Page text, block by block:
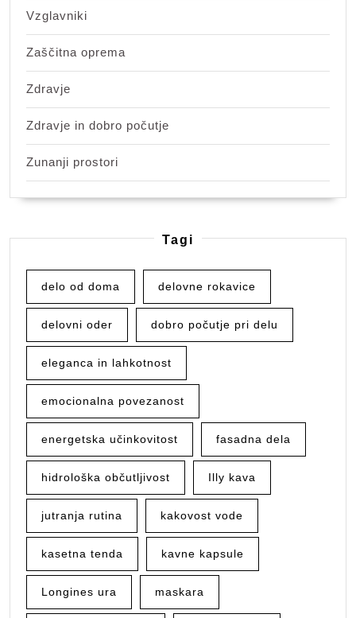
Vzglavniki
Zaščitna oprema
Zdravje
Zdravje in dobro počutje
Zunanji prostori
Tagi
delo od doma delovne rokavice
delovni oder dobro počutje pri delu
eleganca in lahkotnost
emocionalna povezanost
energetska učinkovitost fasadna dela
hidrološka občutljivost Illy kava
jutranja rutina kakovost vode
kasetna tenda kavne kapsule
Longines ura maskara